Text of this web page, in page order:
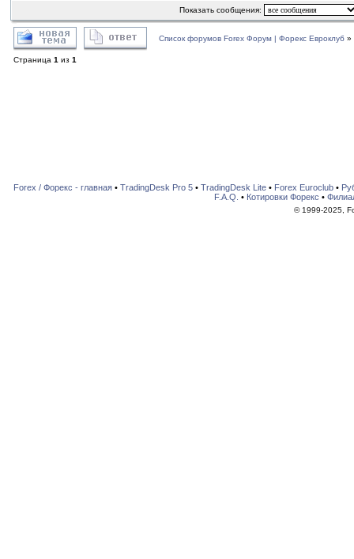
Показать сообщения:
Список форумов Forex Форум | Форекс Евроклуб »
Страница 1 из 1
Forex / Форекс - главная• TradingDesk Pro 5• TradingDesk Lite• Forex Euroclub•
F.A.Q. • Котировки Форекс •
© 1999-2025,